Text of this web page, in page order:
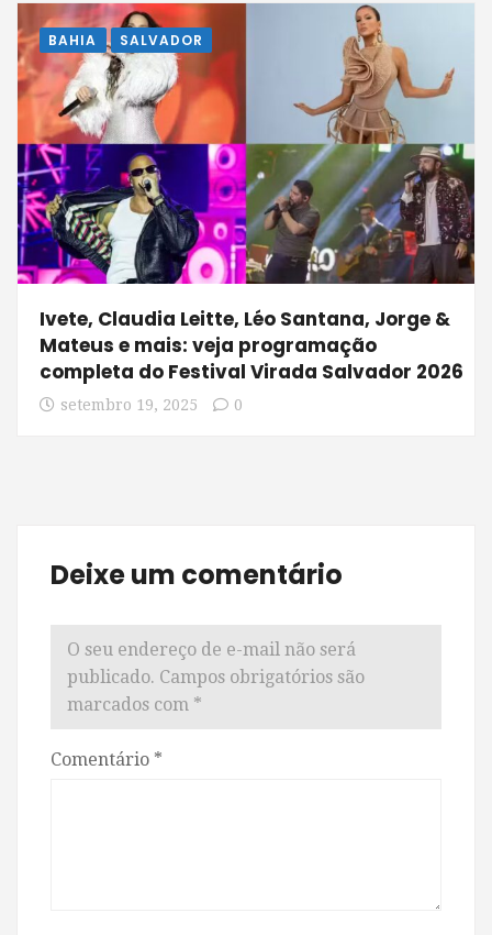
BAHIA SALVADOR
Ivete, Claudia Leitte, Léo Santana, Jorge &
Mateus e mais: veja programação
completa do Festival Virada Salvador 2026
setembro 19, 2025 0
Deixe um comentário
O seu endereço de e-mail não será
publicado. Campos obrigatórios são
marcados com *
Comentário *